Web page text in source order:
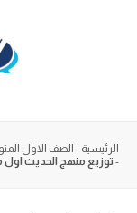
الرئيسية - الصف الاول
- توزيع منهج الحديث اول